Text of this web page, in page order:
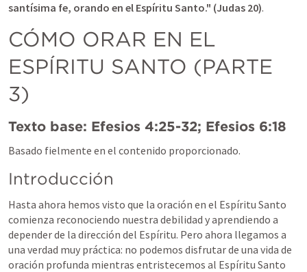
santísima fe, orando en el Espíritu Santo." (Judas 20).
CÓMO ORAR EN EL
ESPÍRITU SANTO (PARTE
3)
Texto base: Efesios 4:25-32; Efesios 6:18
Basado fielmente en el contenido proporcionado.
Introducción
Hasta ahora hemos visto que la oración en el Espíritu Santo
comienza reconociendo nuestra debilidad y aprendiendo a
depender de la dirección del Espíritu. Pero ahora llegamos a
una verdad muy práctica: no podemos disfrutar de una vida de
oración profunda mientras entristecemos al Espíritu Santo